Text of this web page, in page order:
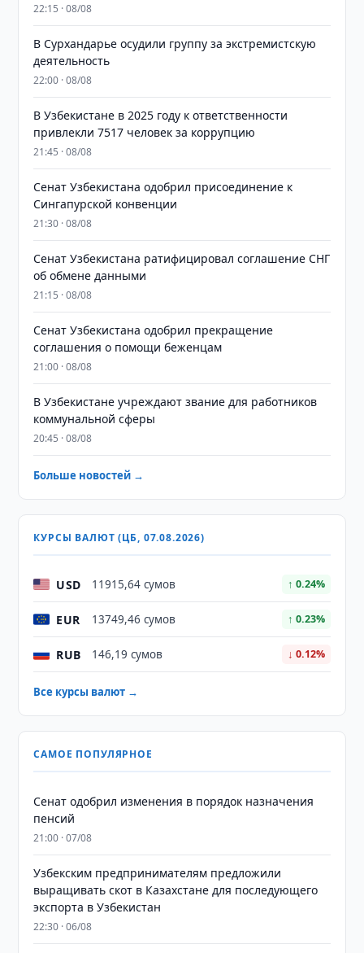
22:15 · 08/08
В Сурхандарье осудили группу за экстремистскую
деятельность
22:00 · 08/08
В Узбекистане в 2025 году к ответственности
привлекли 7517 человек за коррупцию
21:45 · 08/08
Сенат Узбекистана одобрил присоединение к
Сингапурской конвенции
21:30 · 08/08
Сенат Узбекистана ратифицировал соглашение СНГ
об обмене данными
21:15 · 08/08
Сенат Узбекистана одобрил прекращение
соглашения о помощи беженцам
21:00 · 08/08
В Узбекистане учреждают звание для работников
коммунальной сферы
20:45 · 08/08
Больше новостей →
КУРСЫ ВАЛЮТ (ЦБ, 07.08.2026)
USD 11915,64 сумов ↑ 0.24%
EUR 13749,46 сумов ↑ 0.23%
RUB 146,19 сумов ↓ 0.12%
Все курсы валют →
САМОЕ ПОПУЛЯРНОЕ
Сенат одобрил изменения в порядок назначения
пенсий
21:00 · 07/08
Узбекским предпринимателям предложили
выращивать скот в Казахстане для последующего
экспорта в Узбекистан
22:30 · 06/08